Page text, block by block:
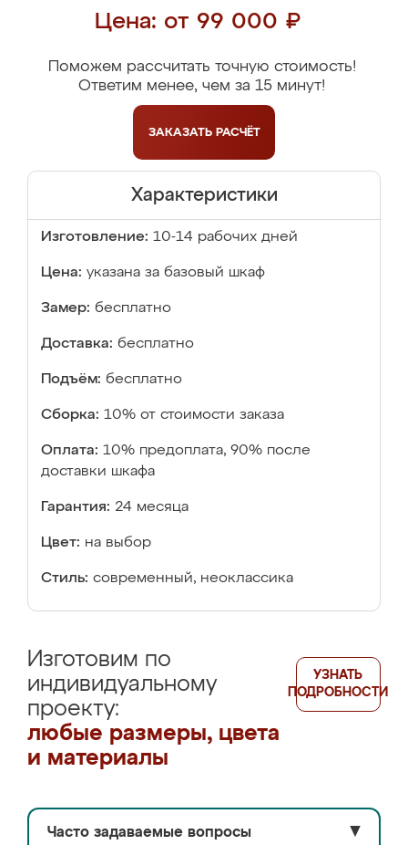
Цена: от 99 000 ₽
Поможем рассчитать точную стоимость!
Ответим менее, чем за 15 минут!
ЗАКАЗАТЬ РАСЧЁТ
Характеристики
Изготовление: 10-14 рабочих дней
Цена: указана за базовый шкаф
Замер: бесплатно
Доставка: бесплатно
Подъём: бесплатно
Сборка: 10% от стоимости заказа
Оплата: 10% предоплата, 90% после
доставки шкафа
Гарантия: 24 месяца
Цвет: на выбор
Стиль: современный, неоклассика
Изготовим по
индивидуальному
проекту:
любые размеры, цвета
и материалы
УЗНАТЬ
ПОДРОБНОСТИ
Часто задаваемые вопросы ▼